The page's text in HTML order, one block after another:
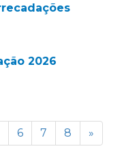
2026
6 7 8 »